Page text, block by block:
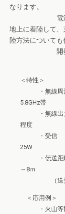
なります。
電池充電に
地上に着陸して
陸方法についても
開発を進め
＜特性＞
・無線
5.8GHz帯
・無線出
程度
・受
25W
・伝送
～8ｍ
（送受信
＜応用例＞
・火山等観